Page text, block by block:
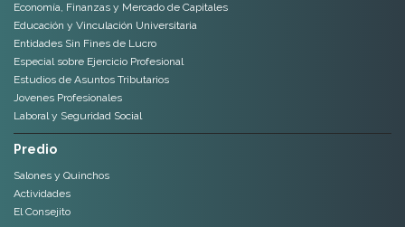
Economía, Finanzas y Mercado de Capitales
Educación y Vinculación Universitaria
Entidades Sin Fines de Lucro
Especial sobre Ejercicio Profesional
Estudios de Asuntos Tributarios
Jovenes Profesionales
Laboral y Seguridad Social
Predio
Salones y Quinchos
Actividades
El Consejito